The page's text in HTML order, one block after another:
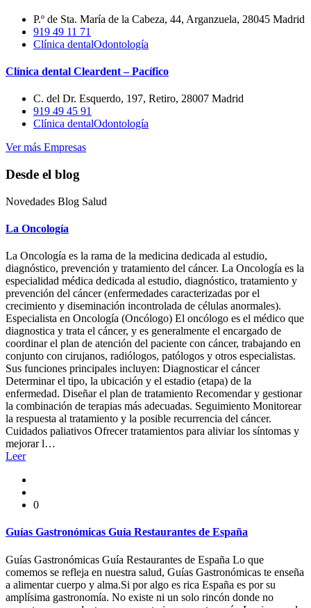
P.º de Sta. María de la Cabeza, 44, Arganzuela, 28045 Madrid
919 49 11 71
Clínica dentalOdontología
Clínica dental Cleardent – Pacífico
C. del Dr. Esquerdo, 197, Retiro, 28007 Madrid
919 49 45 91
Clínica dentalOdontología
Ver más Empresas
Desde el blog
Novedades Blog Salud
La Oncología
La Oncología es la rama de la medicina dedicada al estudio,
diagnóstico, prevención y tratamiento del cáncer. La Oncología es la
especialidad médica dedicada al estudio, diagnóstico, tratamiento y
prevención del cáncer (enfermedades caracterizadas por el
crecimiento y diseminación incontrolada de células anormales).
Especialista en Oncología (Oncólogo) El oncólogo es el médico que
diagnostica y trata el cáncer, y es generalmente el encargado de
coordinar el plan de atención del paciente con cáncer, trabajando en
conjunto con cirujanos, radiólogos, patólogos y otros especialistas.
Sus funciones principales incluyen: Diagnosticar el cáncer
Determinar el tipo, la ubicación y el estadio (etapa) de la
enfermedad. Diseñar el plan de tratamiento Recomendar y gestionar
la combinación de terapias más adecuadas. Seguimiento Monitorear
la respuesta al tratamiento y la posible recurrencia del cáncer.
Cuidados paliativos Ofrecer tratamientos para aliviar los síntomas y
mejorar l…
Leer
0
Guías Gastronómicas Guía Restaurantes de España
Guías Gastronómicas Guía Restaurantes de España Lo que
comemos se refleja en nuestra salud, Guías Gastronómicas te enseña
a alimentar cuerpo y alma.Si por algo es rica España es por su
amplísima gastronomía. No existe ni un solo rincón donde no